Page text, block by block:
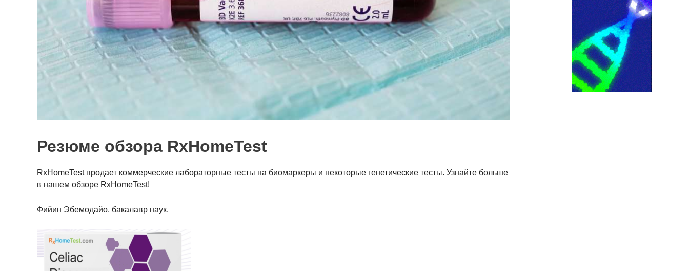
Резюме обзора RxHomeTest
RxHomeTest продает коммерческие лабораторные тесты на биомаркеры и некоторые генетические тесты. Узнайте больше
в нашем обзоре RxHomeTest!
Фийин Эбемодайо, бакалавр наук.